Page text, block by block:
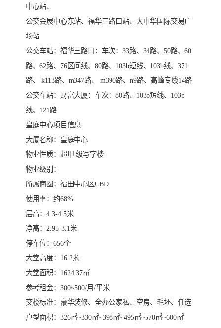
中心站、
公交会展中心东站、福华三路口站、大中华国际交易广
场站
公交车站：福华三路口：车次：33路、34路、50路、60
路、62路、76区间线、80路、103b短线、103b线、371
路、 k113路、m347路、 m390路、n9路、高峰专线14路
公交车站：财富大厦：车次：80路、103b短线、103b
线、121路
皇庭中心项目信息
大厦名称：皇庭中心
物业性质：超甲 级写字楼
物业级别：
所属商圈：福田中心区CBD
使用率：约68%
层高：4.3-4.5米
净高：2.95-3.1米
停车位：656个
大堂高度：16.2米
大堂面积：1624.37㎡
参考租金：300~500/月/平米
交楼标准：豪华装修、全办公家私、空房、毛坯、任选
户型面积：326㎡~330㎡~398㎡~495㎡~570㎡~600㎡